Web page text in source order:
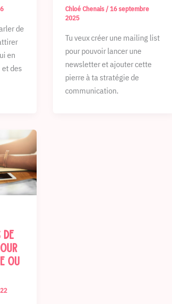
de
en
des
Chloé Chenais/16 septembre
2025
Tu veux créer une mailing list
pour pouvoir lancer une
newsletter et ajouter cette
pierre à ta stratégie de
communication.
de
ou